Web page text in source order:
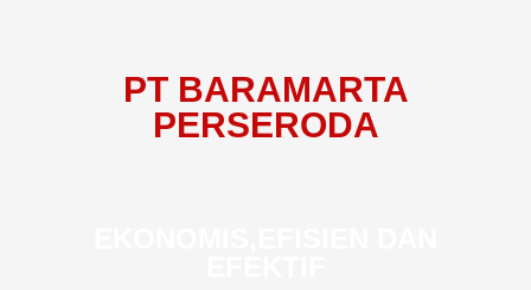
PT BARAMARTA
PERSERODA